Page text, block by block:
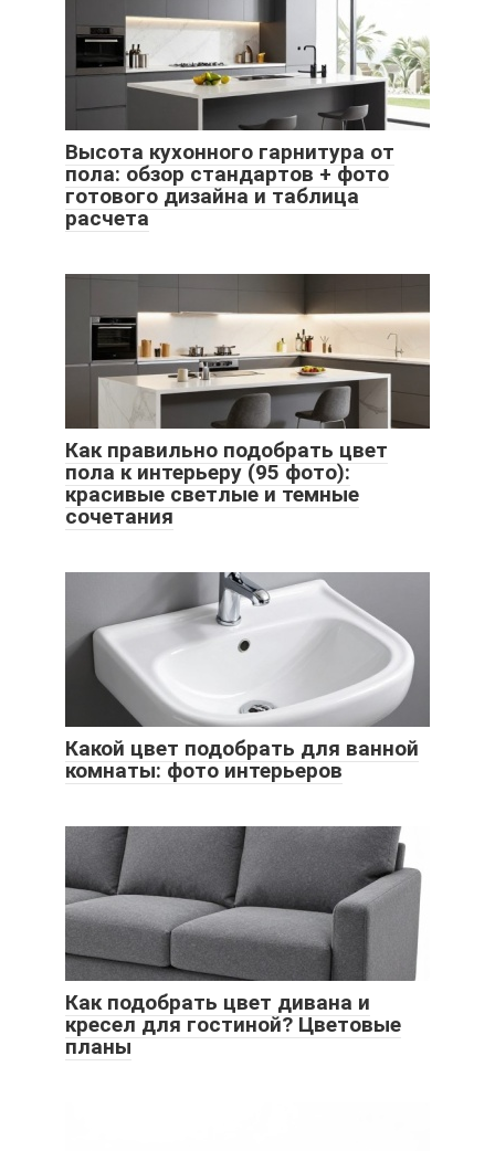
Высота кухонного гарнитура от
пола: обзор стандартов + фото
готового дизайна и таблица
расчета
Как правильно подобрать цвет
пола к интерьеру (95 фото):
красивые светлые и темные
сочетания
Какой цвет подобрать для ванной
комнаты: фото интерьеров
Как подобрать цвет дивана и
кресел для гостиной? Цветовые
планы